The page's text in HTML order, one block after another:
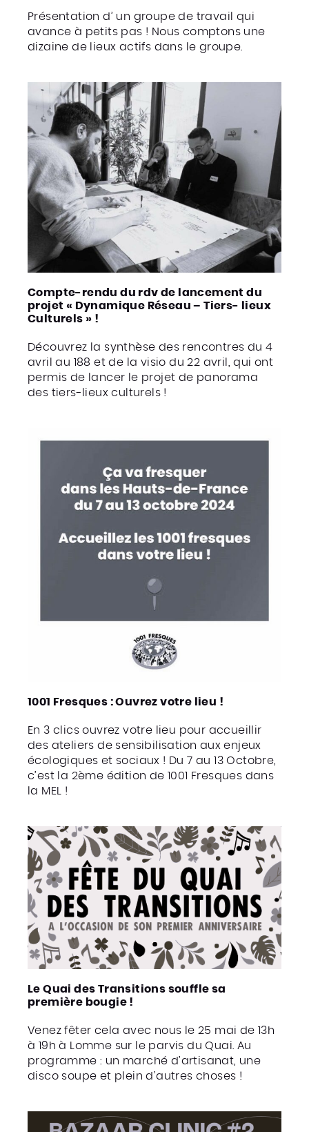
Présentation d’ un groupe de travail qui
avance à petits pas ! Nous comptons une
dizaine de lieux actifs dans le groupe.
Compte-rendu du rdv de lancement du
projet « Dynamique Réseau – Tiers- lieux
Culturels » !
Découvrez la synthèse des rencontres du 4
avril au 188 et de la visio du 22 avril, qui ont
permis de lancer le projet de panorama
des tiers-lieux culturels !
1001 Fresques : Ouvrez votre lieu !
En 3 clics ouvrez votre lieu pour accueillir
des ateliers de sensibilisation aux enjeux
écologiques et sociaux ! Du 7 au 13 Octobre,
c’est la 2ème édition de 1001 Fresques dans
la MEL !
Le Quai des Transitions souffle sa
première bougie !
Venez fêter cela avec nous le 25 mai de 13h
à 19h à Lomme sur le parvis du Quai. Au
programme : un marché d’artisanat, une
disco soupe et plein d’autres choses !